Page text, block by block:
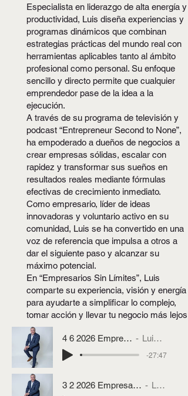
Especialista en liderazgo de alta energía y
productividad, Luis diseña experiencias y
programas dinámicos que combinan
estrategias prácticas del mundo real con
herramientas aplicables tanto al ámbito
profesional como personal. Su enfoque
sencillo y directo permite que cualquier
emprendedor pase de la idea a la
ejecución.
A través de su programa de televisión y
podcast “Entrepreneur Second to None”,
ha empoderado a dueños de negocios a
crear empresas sólidas, escalar con
rapidez y transformar sus sueños en
resultados reales mediante fórmulas
efectivas de crecimiento inmediato.
Como empresario, líder de ideas
innovadoras y voluntario activo en su
comunidad, Luis se ha convertido en una
voz de referencia que impulsa a otros a
dar el siguiente paso y alcanzar su
máximo potencial.
En “Empresarios Sin Límites”, Luis
comparte su experiencia, visión y energía
para ayudarte a simplificar lo complejo,
tomar acción y llevar tu negocio más lejos.
4 6 2026 Empresarios Sin Limites
Luis Mendieta
-27:47
3 2 2026 Empresarios sin Limites con Luis Mendieta
Luis Mendieta